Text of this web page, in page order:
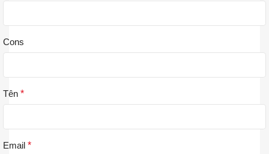
Cons
Tên *
Email *